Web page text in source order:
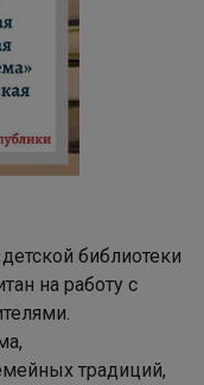
библиотеки
на работу с
традиций,